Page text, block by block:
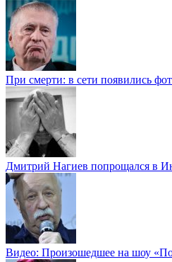
При смерти: в сети появились
Дмитрий Нагиев попрощался в
Видео: Произошедшее на шоу